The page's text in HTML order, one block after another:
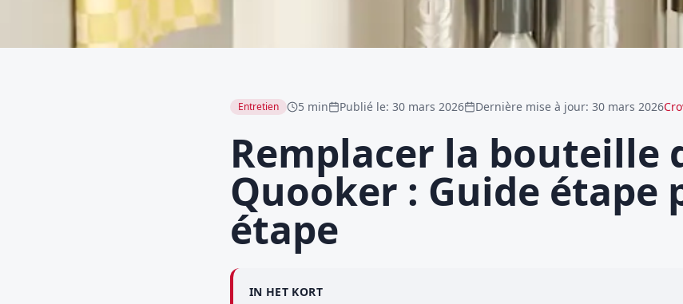
Entretien 5 min Publié le: 30 mars 2026 Dernière mise à jour: 30 mars 2026
Remplacer la bouteille
Quooker : Guide étape
étape
IN HET KORT